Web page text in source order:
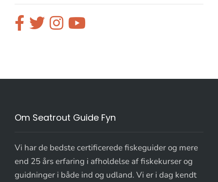
Om Seatrout Guide Fyn
Vi har de bedste certificerede fiskeguider og mere
end 25 års erfaring i afholdelse af fiskekurser og
guidninger i både ind og udland. Vi er i dag kendt